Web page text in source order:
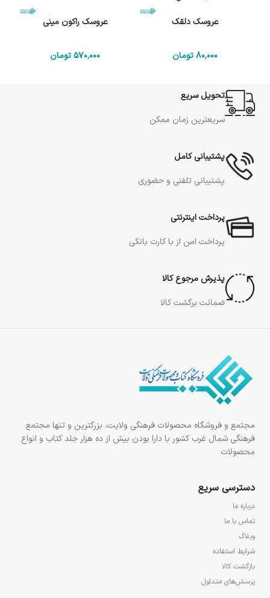
عروسک دلقک
80٬000تومان
عروسک راکون مینی
570٬000تومان
تحویل سریع
سریعترین زمان ممکن
پشتیبانی کامل
پشتیبانی تلفنی و حضوری
پرداخت اینترنتی
پرداخت امن از با کارت بانکی
پذیرش مرجوع کالا
ضمانت برگشت کالا
مجتمع و فروشگاه محصولات فرهنگی ولایت، بزرگترین و تنها مجتمع
فرهنگی شمال غرب کشور با دارا بودن بیش از ده هزار جلد کتاب و انواع
محصولات
دسترسی سریع
درباره ما
تماس با ما
وبلاگ
شرایط استفاده
بازگشت کالا
پرسش‌های متداول